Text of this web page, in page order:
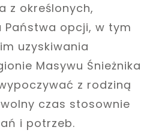
z określonych,
opcji, w tym
uzyskiwania
Masywu Śnieżnika
z rodziną
czas stosownie
i potrzeb.